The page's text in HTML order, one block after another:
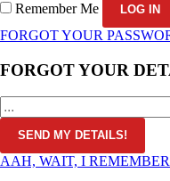
Remember Me
FORGOT YOUR
FORGOT YOUR
AAH, WAIT, I